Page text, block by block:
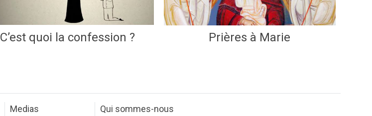
C’est quoi la confession ? Prières à Marie
Medias
Qui sommes-nous